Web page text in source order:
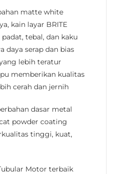
matte white
kain layar BRITE
tebal, dan kaku
daya serap dan bias
lebih teratur
memberikan kualitas
cerah dan jernih
dasar metal
powder coating
tinggi, kuat,
Motorterbaik